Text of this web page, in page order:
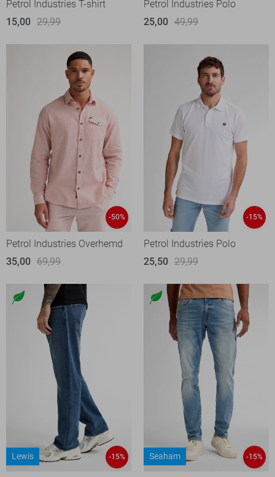
Petrol Industries T-shirt
15,00 29,99
Petrol Industries Polo
25,00 49,99
-50%
Petrol Industries Overhemd
35,00 69,99
-15%
Petrol Industries Polo
25,50 29,99
Lewis -15% Seaham -15%